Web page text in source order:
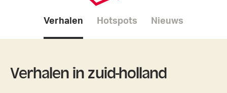
Verhalen Hotspots Nieuws
Verhalen in zuid-holland